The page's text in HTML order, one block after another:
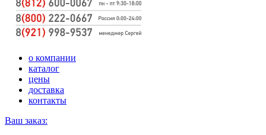
о компании
каталог
цены
доставка
контакты
Ваш заказ: